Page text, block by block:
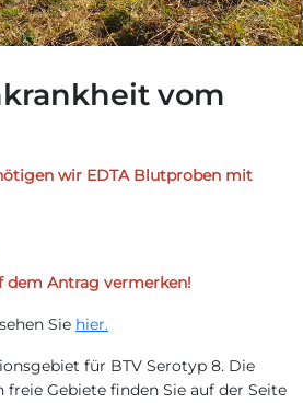
vom
wir EDTA Blutproben mit
dem Antrag vermerken!
Sie hier.
für BTV Serotyp 8. Die
Gebiete finden Sie auf der Seite